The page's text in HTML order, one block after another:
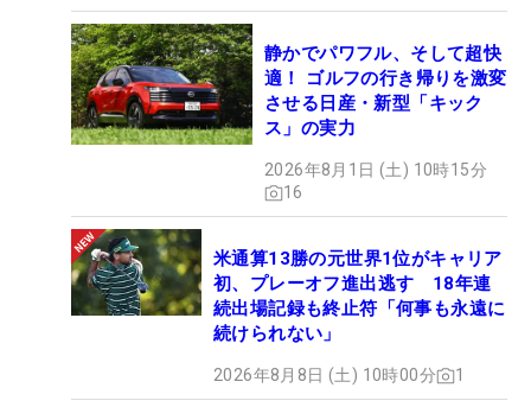
静かでパワフル、そして超快
適！ ゴルフの行き帰りを激変
させる日産・新型「キック
ス」の実力
2026年8月1日 (土) 10時15分
16
米通算13勝の元世界1位がキャリア
初、プレーオフ進出逃す 18年連
続出場記録も終止符「何事も永遠に
続けられない」
2026年8月8日 (土) 10時00分 1